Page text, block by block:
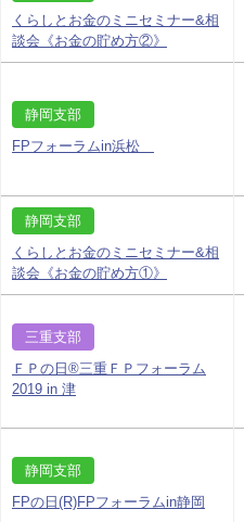
くらしとお金のミニセミナー&相
談会《お金の貯め方②》
静岡支部
FPフォーラムin浜松
静岡支部
くらしとお金のミニセミナー&相
談会《お金の貯め方①》
三重支部
ＦＰの日®三重ＦＰフォーラム
2019 in 津
静岡支部
FPの日(R)FPフォーラムin静岡